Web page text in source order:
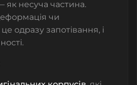
як несуча частина.
чи
одразу запотівання, і